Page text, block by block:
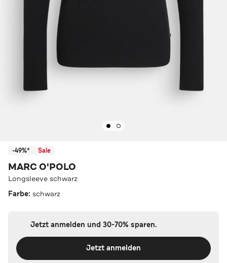
-49%* Sale
MARC O'POLO
Longsleeve schwarz
Farbe: schwarz
Jetzt anmelden und 30-70% sparen.
Jetzt anmelden